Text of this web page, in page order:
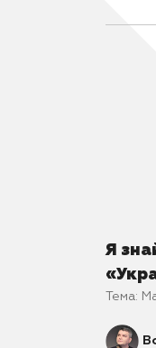
Я
Тема: